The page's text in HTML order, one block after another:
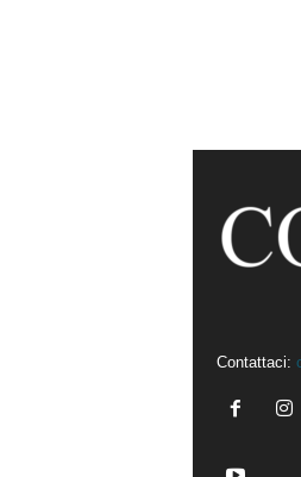
Contattaci: